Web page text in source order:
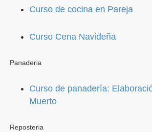
Curso de cocina en Pareja
Curso Cena Navideña
Panaderia
Curso de panadería:
Muerto
Reposteria